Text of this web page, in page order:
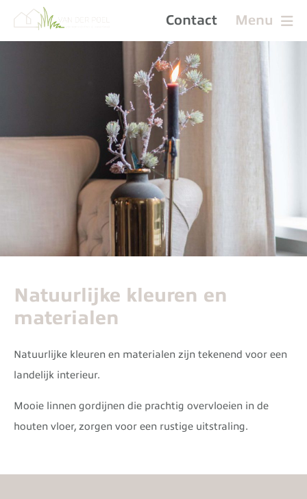
Contact Menu
Natuurlijke kleuren en
materialen
Natuurlijke kleuren en materialen zijn tekenend voor een
landelijk interieur.
Mooie linnen gordijnen die prachtig overvloeien in de
houten vloer, zorgen voor een rustige uitstraling.